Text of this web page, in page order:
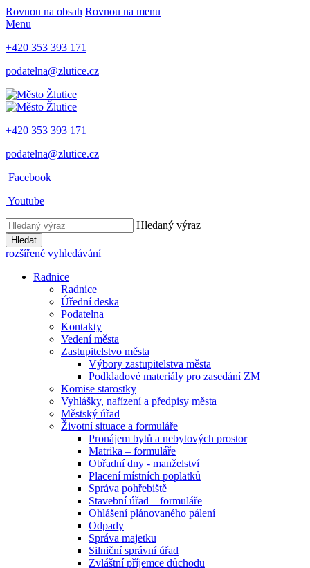
Rovnou na obsah Rovnou na menu
Menu
+420 353 393 171
podatelna@zlutice.cz
+420 353 393 171
podatelna@zlutice.cz
Facebook
Youtube
Hledaný výraz
Hledat
rozšířené vyhledávání
Radnice
Radnice
Úřední deska
Podatelna
Kontakty
Vedení města
Zastupitelstvo města
Výbory zastupitelstva města
Podkladové materiály pro zasedání ZM
Komise starostky
Vyhlášky, nařízení a předpisy města
Městský úřad
Životní situace a formuláře
Pronájem bytů a nebytových prostor
Matrika – formuláře
Obřadní dny - manželství
Placení místních poplatků
Správa pohřebiště
Stavební úřad – formuláře
Ohlášení plánovaného pálení
Odpady
Správa majetku
Silniční správní úřad
Zvláštní příjemce důchodu